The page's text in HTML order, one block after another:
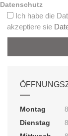
Datenschutz
Ich habe die
akzeptiere sie
Montag
Dienstag